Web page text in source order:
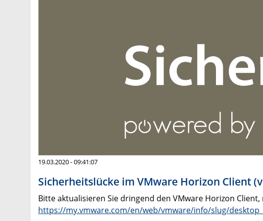
19.03.2020 - 09:41:07
Sicherheitslücke im VMware Horizon Client
Bitte aktualisieren Sie dringend den VMware Horizon
https://my.vmware.com/en/web/vmware/info/slug/